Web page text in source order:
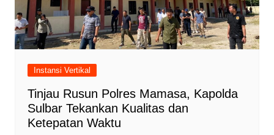
Instansi Vertikal
Tinjau Rusun Polres Mamasa, Kapolda
Sulbar Tekankan Kualitas dan
Ketepatan Waktu